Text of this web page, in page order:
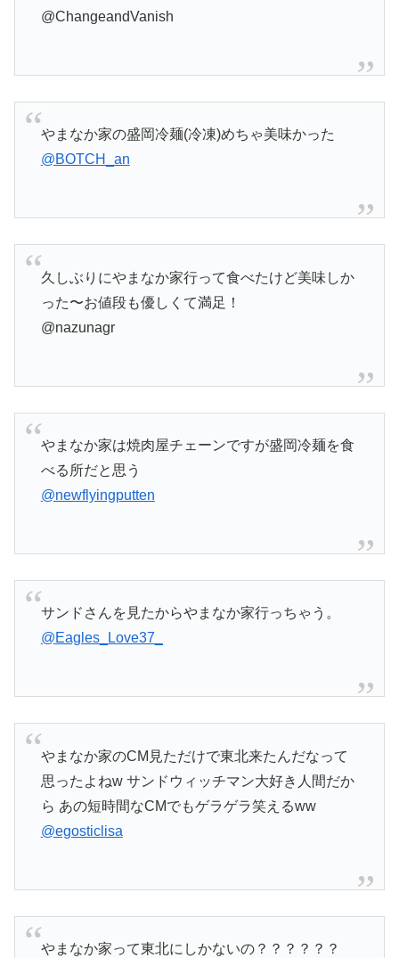
@ChangeandVanish
やまなか家の盛岡冷麺(冷凍)めちゃ美味かった
@BOTCH_an
久しぶりにやまなか家行って食べたけど美味しか
った〜お値段も優しくて満足！
@nazunagr
やまなか家は焼肉屋チェーンですが盛岡冷麺を食
べる所だと思う
@newflyingputten
サンドさんを見たからやまなか家行っちゃう。
@Eagles_Love37_
やまなか家のCM見ただけで東北来たんだなって
思ったよねw サンドウィッチマン大好き人間だか
ら あの短時間なCMでもゲラゲラ笑えるww
@egosticlisa
やまなか家って東北にしかないの？？？？？？